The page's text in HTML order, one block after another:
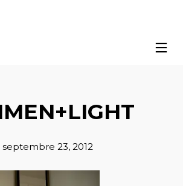
septembre 23, 2012